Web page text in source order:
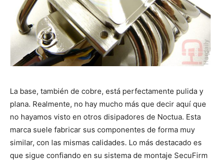
La base, también de cobre, está perfectamente pulida y
plana. Realmente, no hay mucho más que decir aquí que
no hayamos visto en otros disipadores de Noctua. Esta
marca suele fabricar sus componentes de forma muy
similar, con las mismas calidades. Lo más destacado es
que sigue confiando en su sistema de montaje SecuFirm